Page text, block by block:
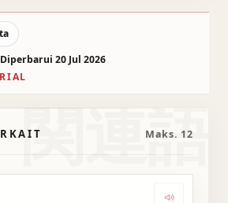
Diperbarui 20 Jul 2026
関連語
Maks. 12